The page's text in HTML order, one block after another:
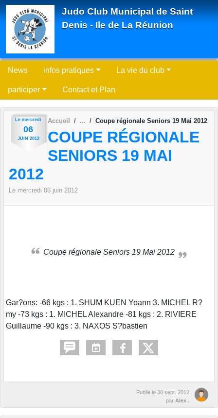
Judo Club Municipal de Saint
Denis - Ile de La Réunion
News infos pratiques La vie du club
participer Contact et Plan
Le mercredi
06
JUIN 2012
Accueil Coupe régionale Seniors 19 Mai 2012
COUPE RÉGIONALE
SENIORS 19 MAI
2012
Le mercredi 06 juin 2012
Coupe régionale Seniors 19 Mai 2012
Gar?ons: -66 kgs : 1. SHUM KUEN Yoann 3. MICHEL R?
my -73 kgs : 1. MICHEL Alexandre -81 kgs : 2. RIVIERE
Guillaume -90 kgs : 3. NAXOS S?bastien
Publié le 30 sept. 2012
par Alex .
Panneau de gestion des cookies